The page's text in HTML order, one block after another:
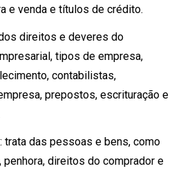
e venda e títulos de crédito.
direitos e deveres do
tipos de empresa,
contabilistas,
prepostos, escrituração e
trata das pessoas e bens, como
direitos do comprador e